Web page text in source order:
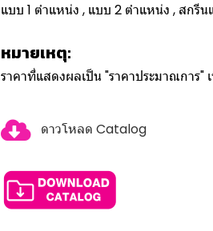
แบบ 1 ตำแหน่ง , แบบ 2 ตำแหน่ง , สกรี
หมายเหตุ:
ราคาที่แสดงผลเป็น "ราคาประมาณการ
ดาวโหลด Catalog